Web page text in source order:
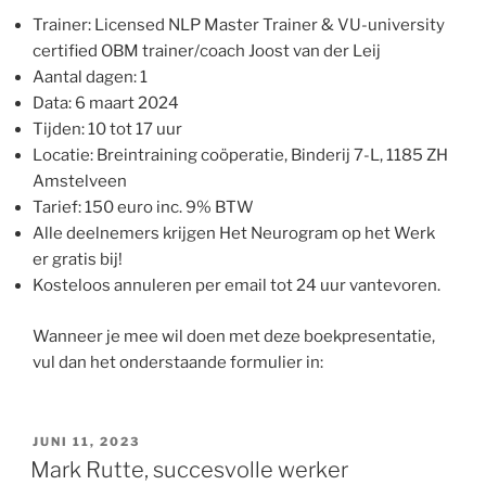
Trainer: Licensed NLP Master Trainer & VU-university
certified OBM trainer/coach Joost van der Leij
Aantal dagen: 1
Data: 6 maart 2024
Tijden: 10 tot 17 uur
Locatie: Breintraining coöperatie, Binderij 7-L, 1185 ZH
Amstelveen
Tarief: 150 euro inc. 9% BTW
Alle deelnemers krijgen Het Neurogram op het Werk
er gratis bij!
Kosteloos annuleren per email tot 24 uur vantevoren.
Wanneer je mee wil doen met deze boekpresentatie,
vul dan het onderstaande formulier in:
GEPLAATST
OP
JUNI 11, 2023
Mark Rutte, succesvolle werker